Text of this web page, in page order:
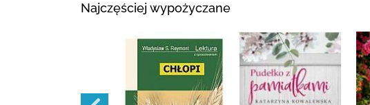
Najczęściej wypożyczane